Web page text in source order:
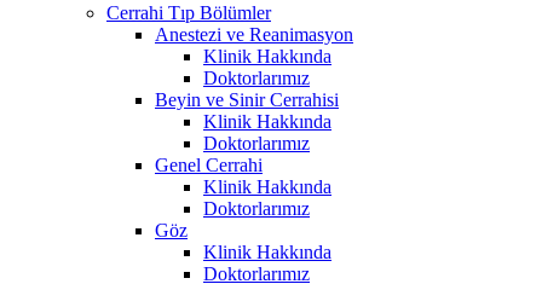
Cerrahi Tıp Bölümler
Anestezi ve Reanimasyon
Klinik Hakkında
Doktorlarımız
Beyin ve Sinir Cerrahisi
Klinik Hakkında
Doktorlarımız
Genel Cerrahi
Klinik Hakkında
Doktorlarımız
Göz
Klinik Hakkında
Doktorlarımız